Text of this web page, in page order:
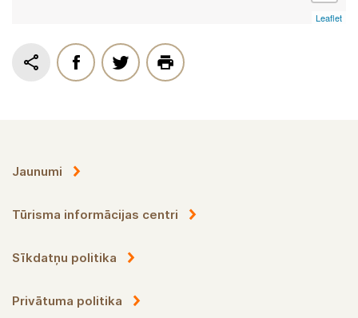
Leaflet
Jaunumi
Tūrisma informācijas centri
Sīkdatņu politika
Privātuma politika